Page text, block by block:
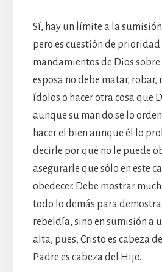
Sí, hay un límite a la
pero es cuestión de prioridad
mandamientos de Dios sobre
esposa no debe matar, robar,
ídolos o hacer otra cosa que
aunque su marido se lo
hacer el bien aunque él lo
decirle por qué no le puede
asegurarle que sólo en este
obedecer. Debe mostrar
todo lo demás para
rebeldía, sino en sumisión a
alta, pues, Cristo es cabeza
Padre es cabeza del Hijo.